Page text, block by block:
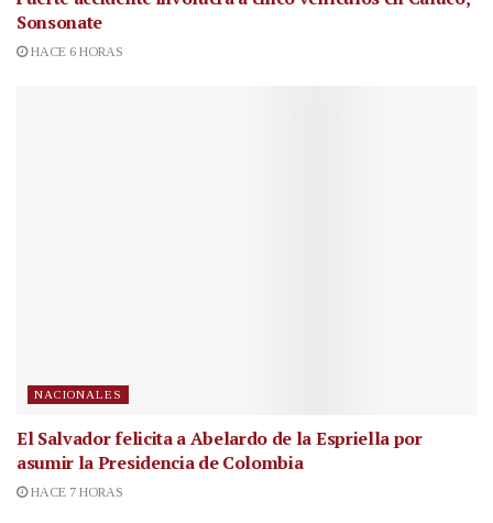
Sonsonate
HACE 6 HORAS
NACIONALES
El Salvador felicita a Abelardo de la Espriella por
asumir la Presidencia de Colombia
HACE 7 HORAS